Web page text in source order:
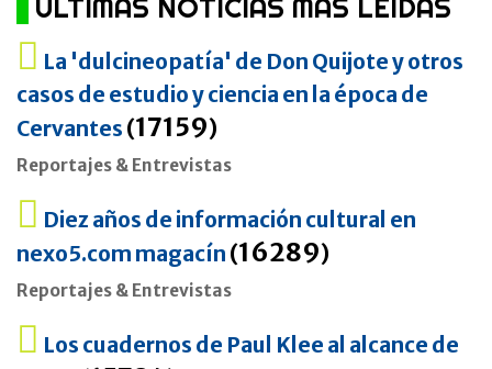
ÚLTIMAS NOTICIAS MÁS LEÍDAS
La 'dulcineopatía' de Don Quijote y otros
casos de estudio y ciencia en la época de
Cervantes (17159)
Reportajes & Entrevistas
Diez años de información cultural en
nexo5.com magacín (16289)
Reportajes & Entrevistas
Los cuadernos de Paul Klee al alcance de